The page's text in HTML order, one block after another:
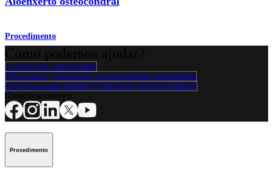
Procedimento
Contacte um representante
Veja eventos, laboratórios e oportunidades educacionais
Inscreva-se para receber: O que há de novo na Arthrex?
Procedimento